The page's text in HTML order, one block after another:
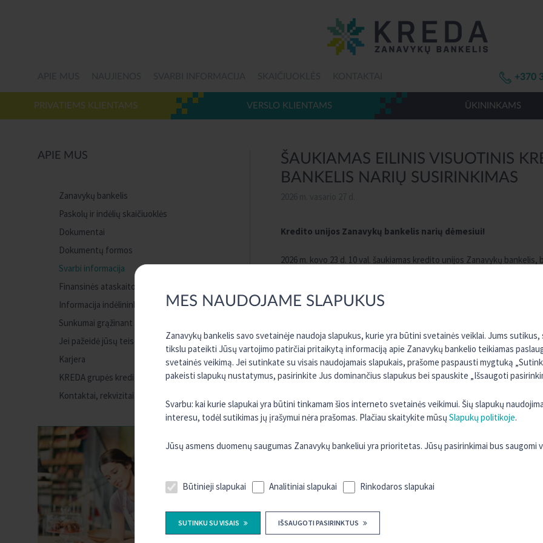
MES NAUDOJAME SLAPUKUS
Zanavykų bankelis savo svetainėje naudoja slapukus, kurie yra būtini svetainės veiklai. Jums
tikslu pateikti Jūsų vartojimo patirčiai pritaikytą informaciją apie Zanavykų bankelio teikiamas
svetainės veikimą. Jei sutinkate su visais naudojamais slapukais, prašome paspausti mygtuką
pakeisti slapukų nustatymus, pasirinkite Jus dominančius slapukus bei spauskite „Išsaugoti
Svarbu: kai kurie slapukai yra būtini tinkamam šios interneto svetainės veikimui. Šių slapukų
interesu, todėl sutikimas jų įrašymui nėra prašomas. Plačiau skaitykite mūsų Slapukų politikoje.
Jūsų asmens duomenų saugumas Zanavykų bankeliui yra prioritetas. Jūsų pasirinkimai bus saugomi
Būtinieji slapukai Analitiniai slapukai Rinkodaros slapukai
SUTINKU SU VISAIS IŠSAUGOTI PASIRINKTUS
+370
PRIVATIEMS KLIENTAMS VERSLO KLIENTAMS ŪKININKAMS
ŠAUKIAMAS EILINIS VISUOTINIS
BANKELIS NARIŲ SUSIRINKIMAS
Kredito unijos Zanavykų bankelis narių dėmesiui!
2026 m. kovo 23 d. 10 val. šaukiamas kredito unijos Zanavykų
Vidaus audito tarnybos ataskaita. Ataskaitos įvertinimas.
Valdybos ataskaita. Ataskaitos įvertinimas.
Metinių finansinių ataskaitų rinkinio ir pelno paskirstymo
tvirtinimas. Nutarimo dėl pelno paskirstymo tvarkos priėmimas.
2026 m. kredito unijos pajamų ir išlaidų sąmatos tvirtinimas.
tvirtinimas.
Su darbotvarkėje numatytų klausimų nutarimų projektais,
nuo 9 val.
Taip pat informuojame, kad su informacija apie visuotinio
Kredito unijos Zanavykų bankelis patalpose adresu Bažnyčios
www.zanavykubankelis.lt
APIE MUS
Zanavykų bankelis
Paskolų ir indėlių skaičiuoklės
Dokumentai
Dokumentų formos
Svarbi informacija
Finansinės ataskaitos
Informacija indėlininkui apie indėlių draudimą
Sunkumai grąžinant paskolą
Jei pažeidė jūsų teises
Karjera
KREDA grupės kredito unijos
Kontaktai, rekvizitai